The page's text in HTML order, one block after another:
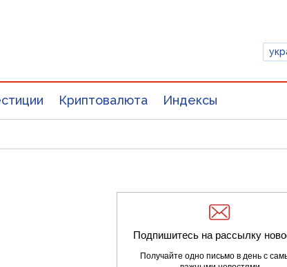
Криптовалюта Индексы
Подпишитесь на рассылку
Получайте одно письмо в день с